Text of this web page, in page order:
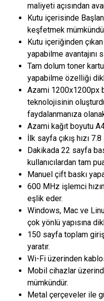
maliyeti açısından
Kutu içerisinde
keşfetmek
Kutu içeriğinden
yapabilme avantajını
Tam dolum toner
yapabilme özelliği
Azami 1200x1200px
teknolojisinin
faydalanmanıza
Azami kağıt boyutu
İlk sayfa çıkış hızı
Dakikada 22 sayfa
kullanıcılardan tam
Manuel çift baskı
600 MHz işlemci
eşlik eder.
Windows, Mac ve
çok yönlü yapısına
150 sayfa toplam giriş
yaratır.
Wi-Fi üzerinden
Mobil cihazlar
mümkündür.
Metal çerçeveler ile